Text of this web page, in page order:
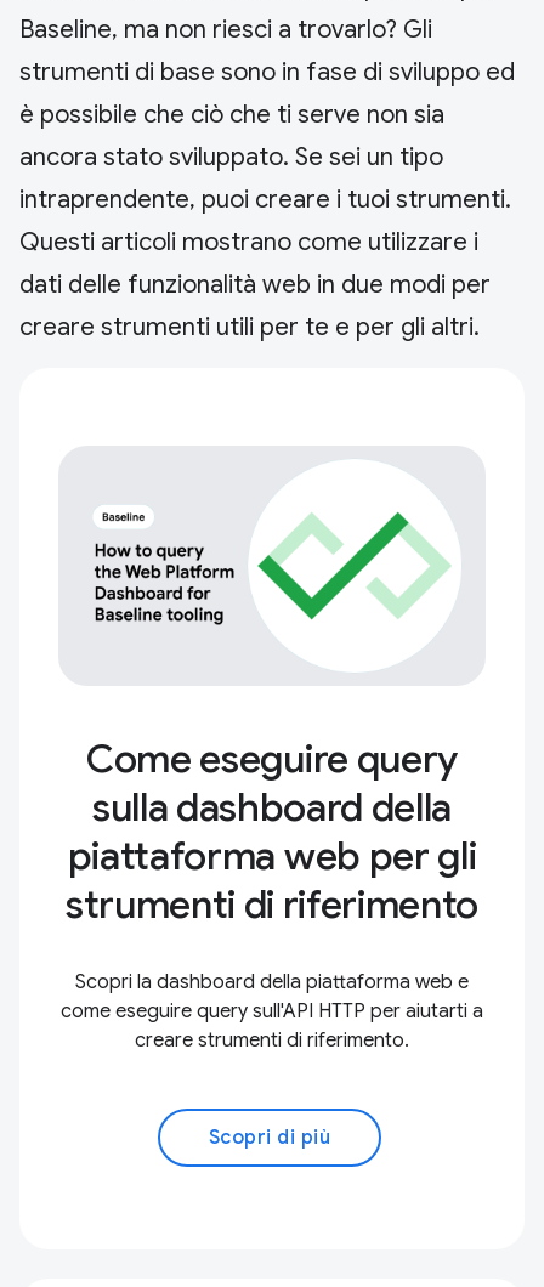
Baseline, ma non riesci a trovarlo? Gli
strumenti di base sono in fase di sviluppo ed
è possibile che ciò che ti serve non sia
ancora stato sviluppato. Se sei un tipo
intraprendente, puoi creare i tuoi strumenti.
Questi articoli mostrano come utilizzare i
dati delle funzionalità web in due modi per
creare strumenti utili per te e per gli altri.
Come eseguire query
sulla dashboard della
piattaforma web per gli
strumenti di riferimento
Scopri la dashboard della piattaforma web e
come eseguire query sull'API HTTP per aiutarti a
creare strumenti di riferimento.
Scopri di più